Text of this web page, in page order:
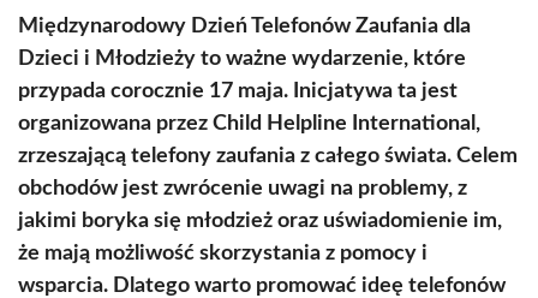
Międzynarodowy Dzień Telefonów Zaufania dla
Dzieci i Młodzieży to ważne wydarzenie, które
przypada corocznie 17 maja. Inicjatywa ta jest
organizowana przez Child Helpline International,
zrzeszającą telefony zaufania z całego świata. Celem
obchodów jest zwrócenie uwagi na problemy, z
jakimi boryka się młodzież oraz uświadomienie im,
że mają możliwość skorzystania z pomocy i
wsparcia. Dlatego warto promować ideę telefonów